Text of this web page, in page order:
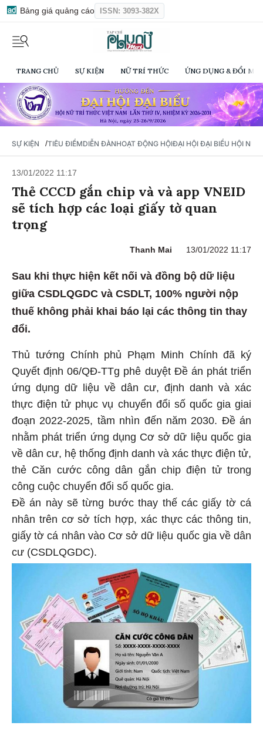
Bảng giá quảng cáo ISSN: 3093-382X
TRANG CHỦ SỰ KIỆN NỮ TRÍ THỨC ỨNG DỤNG & ĐỔI
SỰ KIỆN /TIÊU ĐIỂMDIỄN ĐÀNHOẠT ĐỘNG HỘIĐẠI HỘI ĐẠI BIỂU HỘI NỮ
13/01/2022 11:17
Thẻ CCCD gắn chip và và app VNEID
sẽ tích hợp các loại giấy tờ quan
trọng
Thanh Mai 13/01/2022 11:17
Sau khi thực hiện kết nối và đồng bộ dữ liệu
giữa CSDLQGDC và CSDLT, 100% người nộp
thuế không phải khai báo lại các thông tin thay
đổi.
Thủ tướng Chính phủ Phạm Minh Chính đã ký
Quyết định 06/QĐ-TTg phê duyệt Đề án phát triển
ứng dụng dữ liệu về dân cư, định danh và xác
thực điện tử phục vụ chuyển đổi số quốc gia giai
đoạn 2022-2025, tầm nhìn đến năm 2030. Đề án
nhằm phát triển ứng dụng Cơ sở dữ liệu quốc gia
về dân cư, hệ thống định danh và xác thực điện tử,
thẻ Căn cước công dân gắn chip điện tử trong
công cuộc chuyển đổi số quốc gia.
Đề án này sẽ từng bước thay thế các giấy tờ cá
nhân trên cơ sở tích hợp, xác thực các thông tin,
giấy tờ cá nhân vào Cơ sở dữ liệu quốc gia về dân
cư (CSDLQGDC).